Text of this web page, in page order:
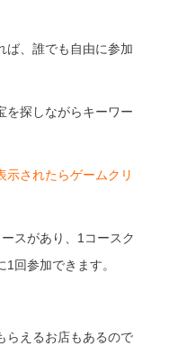
ば、誰でも自由に参加
を探しながらキーワー
示されたらゲームクリ
スがあり、1コースク
回参加できます。
らえるお店もあるので